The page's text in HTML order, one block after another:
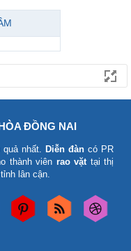
ĐỒNG NAI
quả nhất. Diễn đàn có PR
thành viên rao vặttại thị
lân cận.